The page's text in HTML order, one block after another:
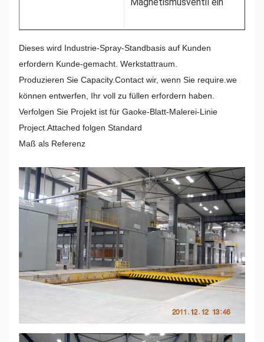
Dieses wird Industrie-Spray-Standbasis auf Kunden
erfordern Kunde-gemacht. Werkstattraum.
Produzieren Sie Capacity.Contact wir, wenn Sie require.we
können entwerfen, Ihr voll zu füllen erfordern haben.
Verfolgen Sie Projekt ist für Gaoke-Blatt-Malerei-Linie
Project.Attached folgen Standard
Maß als Referenz